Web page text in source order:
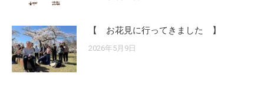
【 お花見に行ってきました 】
2026年5月9日